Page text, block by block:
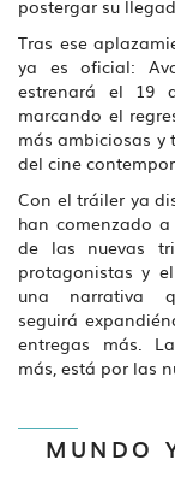
postergar su
Tras ese
ya es oficial:
estrenará el 19
marcando el
más ambiciosas y
del cine
Con el tráiler ya
han comenzado
de las nuevas
protagonistas y
una narrativa
seguirá
entregas más.
más, está por las
MUNDO
TV
GOBIERNO